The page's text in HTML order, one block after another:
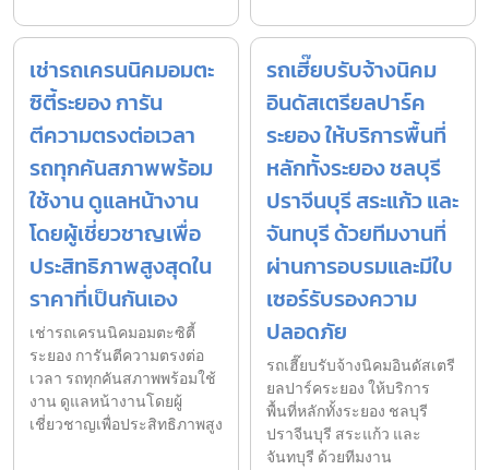
เช่ารถเครนนิคมอมตะ
ซิตี้ระยอง การัน
ตีความตรงต่อเวลา
รถทุกคันสภาพพร้อม
ใช้งาน ดูแลหน้างาน
โดยผู้เชี่ยวชาญเพื่อ
ประสิทธิภาพสูงสุดใน
ราคาที่เป็นกันเอง
เช่ารถเครนนิคมอมตะซิตี้
ระยอง การันตีความตรงต่อ
เวลา รถทุกคันสภาพพร้อมใช้
งาน ดูแลหน้างานโดยผู้
เชี่ยวชาญเพื่อประสิทธิภาพสูง
รถเฮี๊ยบรับจ้างนิคม
อินดัสเตรียลปาร์ค
ระยอง ให้บริการพื้นที่
หลักทั้งระยอง ชลบุรี
ปราจีนบุรี สระแก้ว และ
จันทบุรี ด้วยทีมงานที่
ผ่านการอบรมและมีใบ
เซอร์รับรองความ
ปลอดภัย
รถเฮี๊ยบรับจ้างนิคมอินดัสเตรี
ยลปาร์คระยอง ให้บริการ
พื้นที่หลักทั้งระยอง ชลบุรี
ปราจีนบุรี สระแก้ว และ
จันทบุรี ด้วยทีมงาน